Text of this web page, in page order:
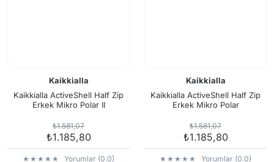
Kaikkialla
Kaikkialla ActiveShell Half Zip
Erkek Mikro Polar II
₺1.581,07
₺1.185,80
Yorumlar (0.0)
Kaikkialla
Kaikkialla ActiveShell Half Zip
Erkek Mikro Polar
₺1.581,07
₺1.185,80
Yorumlar (0.0)